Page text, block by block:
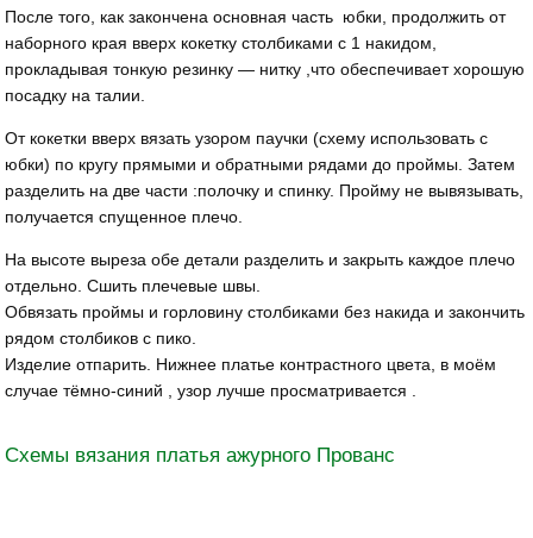
После того, как закончена основная часть юбки, продолжить от
наборного края вверх кокетку столбиками с 1 накидом,
прокладывая тонкую резинку — нитку ,что обеспечивает хорошую
посадку на талии.
От кокетки вверх вязать узором паучки (схему использовать с
юбки) по кругу прямыми и обратными рядами до проймы. Затем
разделить на две части :полочку и спинку. Пройму не вывязывать,
получается спущенное плечо.
На высоте выреза обе детали разделить и закрыть каждое плечо
отдельно. Сшить плечевые швы.
Обвязать проймы и горловину столбиками без накида и закончить
рядом столбиков с пико.
Изделие отпарить. Нижнее платье контрастного цвета, в моём
случае тёмно-синий , узор лучше просматривается .
Схемы вязания платья ажурного Прованс